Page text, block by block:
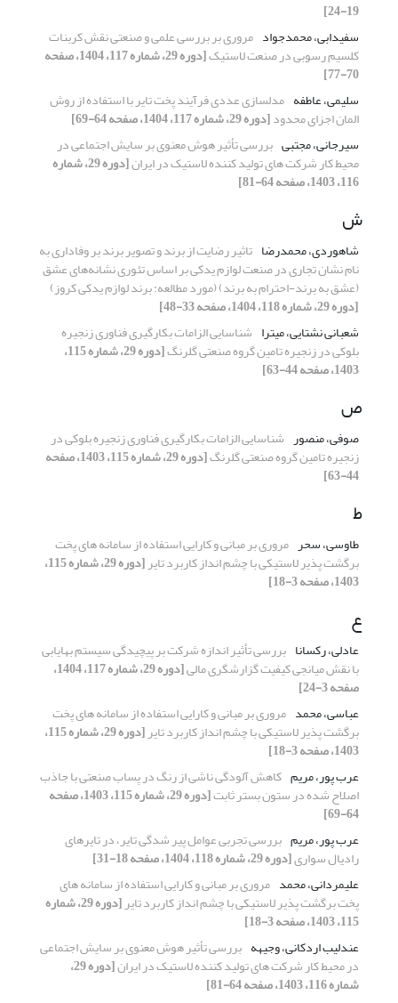
19-24]
سفیدابی، محمدجواد مروری بر بررسی علمی و صنعتی نقش کربنات
کلسیم رسوبی در صنعت لاستیک [دوره 29، شماره 117، 1404، صفحه
70-77]
سلیمی، عاطفه مدلسازی عددی فرآیند پخت تایر با استفاده از روش
المان اجزای محدود[دوره 29، شماره 117، 1404، صفحه 64-69]
سیرجانی، مجتبی بررسی تأثیر هوش معنوی بر سایش اجتماعی در
محیط کار شرکت های تولید کننده لاستیک در ایران [دوره 29، شماره
116، 1403، صفحه 64-81]
ش
شاهوردی، محمدرضا تاثیر رضایت از برند و تصویر برند بر وفاداری به
نام نشان تجاری در صنعت لوازم یدکی بر اساس تئوری نشانه‌های عشق
(عشق به برند-احترام به برند) (مورد مطالعه: برند لوازم یدکی کروز)
[دوره 29، شماره 118، 1404، صفحه 33-48]
شعبانی نشتایی، میترا شناسایی الزامات بکارگیری فناوری زنجیره
بلوکی در زنجیره تامین گروه صنعتی گلرنگ [دوره 29، شماره 115،
1403، صفحه 44-63]
ص
صوفی، منصور شناسایی الزامات بکارگیری فناوری زنجیره بلوکی در
زنجیره تامین گروه صنعتی گلرنگ [دوره 29، شماره 115، 1403، صفحه
44-63]
ط
طاوسی، سحر مروری بر مبانی و کارایی استفاده از سامانه های پخت
برگشت پذیر لاستیکی با چشم انداز کاربرد تایر [دوره 29، شماره 115،
1403، صفحه 3-18]
ع
عادلی، رکسانا بررسی تأثیر اندازه شرکت بر پیچیدگی سیستم بهایابی
با نقش میانجی کیفیت گزارشگری مالی [دوره 29، شماره 117، 1404،
صفحه 3-24]
عباسی، محمد مروری بر مبانی و کارایی استفاده از سامانه های پخت
برگشت پذیر لاستیکی با چشم انداز کاربرد تایر [دوره 29، شماره 115،
1403، صفحه 3-18]
عرب پور، مریم کاهش آلودگی ناشی از رنگ در پساب صنعتی با جاذب
اصلاح شده در ستون بستر ثابت [دوره 29، شماره 115، 1403، صفحه
64-69]
عرب پور، مریم بررسی تجربی عوامل پیر شدگی تایر، در تایرهای
رادیال سواری[دوره 29، شماره 118، 1404، صفحه 18-31]
علیمردانی، محمد مروری بر مبانی و کارایی استفاده از سامانه های
پخت برگشت پذیر لاستیکی با چشم انداز کاربرد تایر [دوره 29، شماره
115، 1403، صفحه 3-18]
عندلیب اردکانی، وجیهه بررسی تأثیر هوش معنوی بر سایش اجتماعی
در محیط کار شرکت های تولید کننده لاستیک در ایران [دوره 29،
شماره 116، 1403، صفحه 64-81]